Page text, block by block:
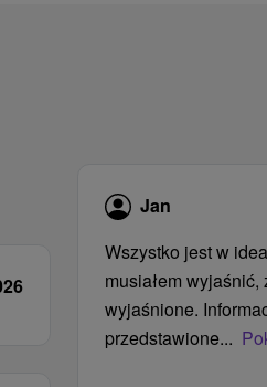
Jan
Wszystko jest w
musiałem wyjaśnić,
wyjaśnione.
przedstawione...